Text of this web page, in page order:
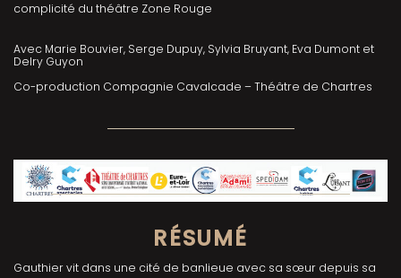
complicité du théâtre Zone Rouge
Avec Marie Bouvier, Serge Dupuy, Sylvia Bruyant, Eva Dumont et
Delry Guyon
Co-production Compagnie Cavalcade – Théâtre de Chartres
RÉSUMÉ
Gauthier vit dans une cité de banlieue avec sa sœur depuis sa